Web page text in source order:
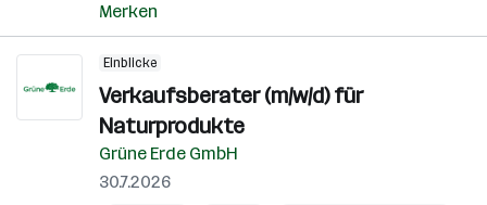
Merken
Einblicke
Verkaufsberater (m/w/d) für
Naturprodukte
Grüne Erde GmbH
30.7.2026